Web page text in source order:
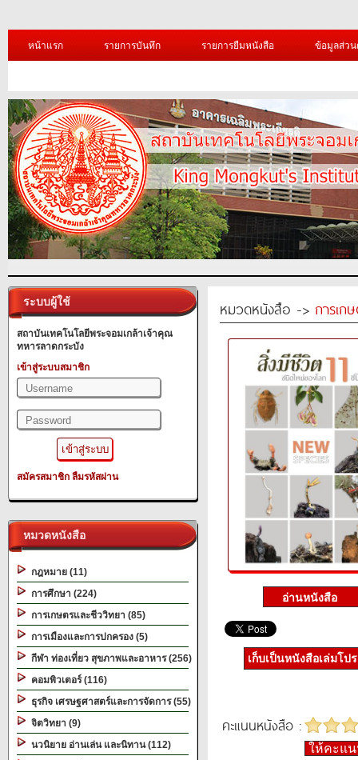
หน้าแรก รายการบันทึก รายการยืมหนังสือ ข้อมูลส่ว
ระบบผู้ใช้
สถาบันเทคโนโลยีพระจอมเกล้าเจ้าคุณ
ทหารลาดกระบัง
เข้าสู่ระบบสมาชิก
สมัครสมาชิก ลืมรหัสผ่าน
หมวดหนังสือ
กฎหมาย (11)
การศึกษา (224)
การเกษตรและชีววิทยา (85)
การเมืองและการปกครอง (5)
กีฬา ท่องเที่ยว สุขภาพและอาหาร (256)
คอมพิวเตอร์ (116)
ธุรกิจ เศรษฐศาสตร์และการจัดการ (55)
จิตวิทยา (9)
นวนิยาย อ่านเล่น และนิทาน (112)
หมวดหนังสือ -> การเก
เก็บเป็นหนังสือเล่มโป
คะแนนหนังสือ :
ให้คะแ